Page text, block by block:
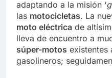
adaptando a la misión ‘
las motocicletas. La
moto eléctrica de
lleva de encuentro a
súper-motos existentes
gasolineros;